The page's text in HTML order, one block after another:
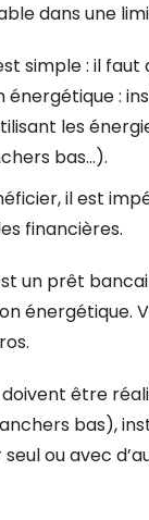
dans une
simple : il
énergétique :
les
bas…).
il est
financières.
un prêt
énergétique.
être
bas),
ou avec